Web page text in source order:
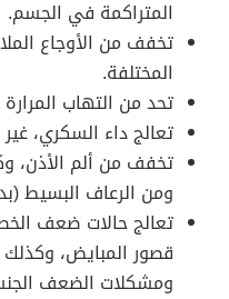
المتراكمة في الجسم.
تخفف من الأوجاع
المختلفة.
تحد من التهاب
تعالج داء السكري،
تخفف من ألم الأذن،
ومن الرعاف البسيط
تعالج حالات ضعف
قصور المبايض،
ومشكلات الضعف